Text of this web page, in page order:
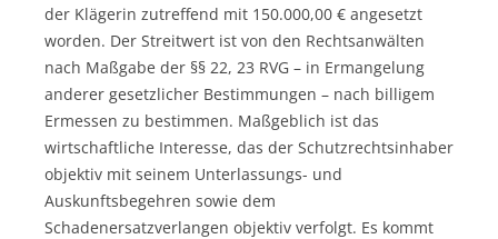
der Klägerin zutreffend mit 150.000,00 € angesetzt
worden. Der Streitwert ist von den Rechtsanwälten
nach Maßgabe der §§ 22, 23 RVG – in Ermangelung
anderer gesetzlicher Bestimmungen – nach billigem
Ermessen zu bestimmen. Maßgeblich ist das
wirtschaftliche Interesse, das der Schutzrechtsinhaber
objektiv mit seinem Unterlassungs- und
Auskunftsbegehren sowie dem
Schadenersatzverlangen objektiv verfolgt. Es kommt